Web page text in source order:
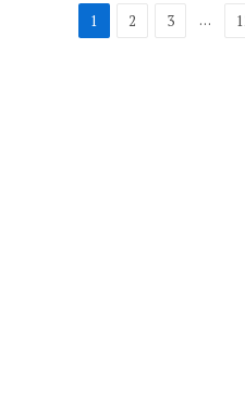
1 2 3 …